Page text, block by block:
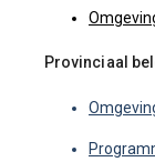
Provinciaal